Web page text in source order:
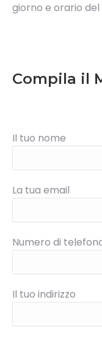
giorno e orario
Compila il
Il tuo nome
La tua email
Numero di
Il tuo indirizzo